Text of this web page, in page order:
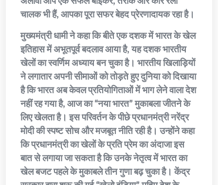
चालक भी हैं, आपका पूरा सफर बेहद प्रेरणादायक रहा है।
मुख्यमंत्री धामी ने कहा कि बीते एक दशक में भारत के खेल
इतिहास में अभूतपूर्व बदलाव आया है, यह दशक भारतीय
खेलों का स्वर्णिम अध्याय बन चुका है। भारतीय खिलाड़ियों
ने लगातार अपनी सीमाओं को तोड़ते हुए दुनिया को दिखाया
है कि भारत अब केवल प्रतियोगिताओं में भाग लेने वाला देश
नहीं रह गया है, आज का “नया भारत” मुकाबला जीतने के
लिए खेलता है। इस परिवर्तन के पीछे प्रधानमंत्री नरेंद्र
मोदी की स्पष्ट सोच और मजबूत नीति रही है। उन्होंने कहा
कि प्रधानमंत्री का खेलों के प्रति प्रेम का अंदाजा इस
बात से लगाया जा सकता है कि उनके नेतृत्व में भारत का
खेल बजट पहले के मुकाबले तीन गुणा बढ़ चुका है। केंद्र